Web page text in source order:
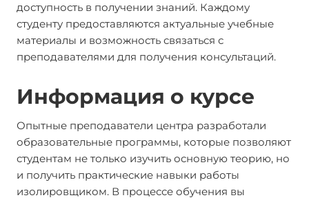
доступность в получении знаний. Каждому
студенту предоставляются актуальные учебные
материалы и возможность связаться с
преподавателями для получения консультаций.
Информация о курсе
Опытные преподаватели центра разработали
образовательные программы, которые позволяют
студентам не только изучить основную теорию, но
и получить практические навыки работы
изолировщиком. В процессе обучения вы